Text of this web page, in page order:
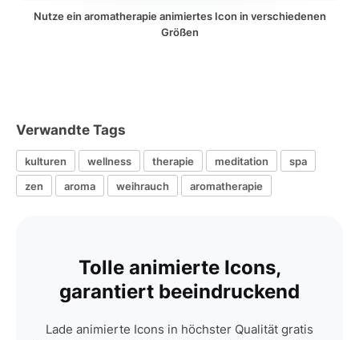
Nutze ein aromatherapie animiertes Icon in verschiedenen
Größen
Verwandte Tags
kulturen wellness therapie meditation
spa
zen
aroma weihrauch aromatherapie
Tolle animierte Icons,
garantiert beeindruckend
Lade animierte Icons in höchster Qualität gratis